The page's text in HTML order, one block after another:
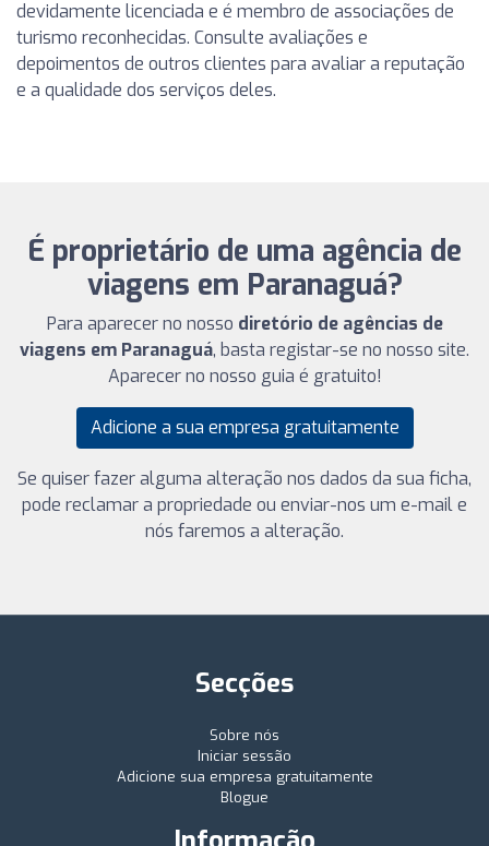
devidamente licenciada e é membro de associações de
turismo reconhecidas. Consulte avaliações e
depoimentos de outros clientes para avaliar a reputação
e a qualidade dos serviços deles.
É proprietário de uma agência de
viagens em Paranaguá?
Para aparecer no nosso diretório de agências de
viagens em Paranaguá, basta registar-se no nosso site.
Aparecer no nosso guia é gratuito!
Adicione a sua empresa gratuitamente
Se quiser fazer alguma alteração nos dados da sua ficha,
pode reclamar a propriedade ou enviar-nos um e-mail e
nós faremos a alteração.
Secções
Sobre nós
Iniciar sessão
Adicione sua empresa gratuitamente
Blogue